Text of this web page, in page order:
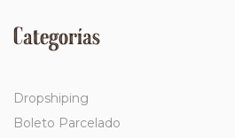
Categorías
Dropshiping
Boleto Parcelado